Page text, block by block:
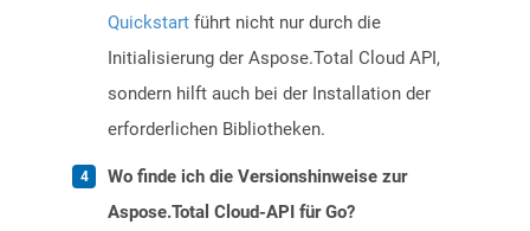
Quickstart führt nicht nur durch die
Initialisierung der Aspose.Total Cloud API,
sondern hilft auch bei der Installation der
erforderlichen Bibliotheken.
Wo finde ich die Versionshinweise zur
Aspose.Total Cloud-API für Go?